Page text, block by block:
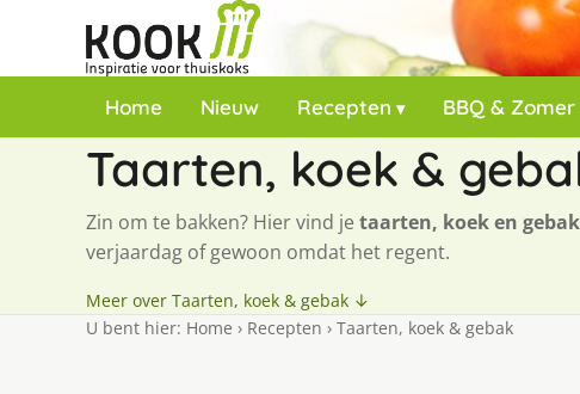
Home Nieuw Recepten BBQ & Zomer
Taarten, koek &
Zin om te bakken? Hier vind je taarten, koek en gebak
verjaardag of gewoon omdat het regent.
Meer over Taarten, koek & gebak ↓
U bent hier: Home › Recepten › Taarten, koek & gebak